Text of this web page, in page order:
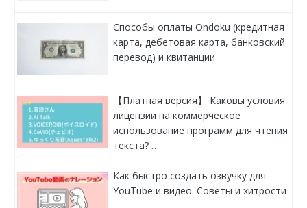
Способы оплаты Ondoku (кредитная
карта, дебетовая карта, банковский
перевод) и квитанции
【Платная версия】 Каковы условия
лицензии на коммерческое
использование программ для чтения
текста? …
Как быстро создать озвучку для
YouTube и видео. Советы и хитрости